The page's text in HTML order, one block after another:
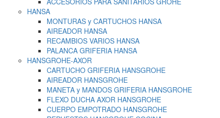
HANSA
MONTURAS y CARTUCHOS HANSA
AIREADOR HANSA
RECAMBIOS VARIOS HANSA
PALANCA GRIFERIA HANSA
HANSGROHE-AXOR
CARTUCHO GRIFERIA HANSGROHE
AIREADOR HANSGROHE
MANETA y MANDOS GRIFERIA HANSGROHE
FLEXO DUCHA AXOR HANSGROHE
CUERPO EMPOTRADO HANSGROHE